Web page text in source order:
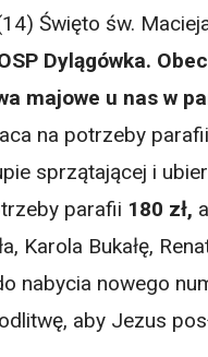
Święto św.
Dylągówka.
majowe u nas w
na potrzeby
sprzątającej i
parafii 180 zł,
Karola Bukałę,
nabycia nowego
aby Jezus